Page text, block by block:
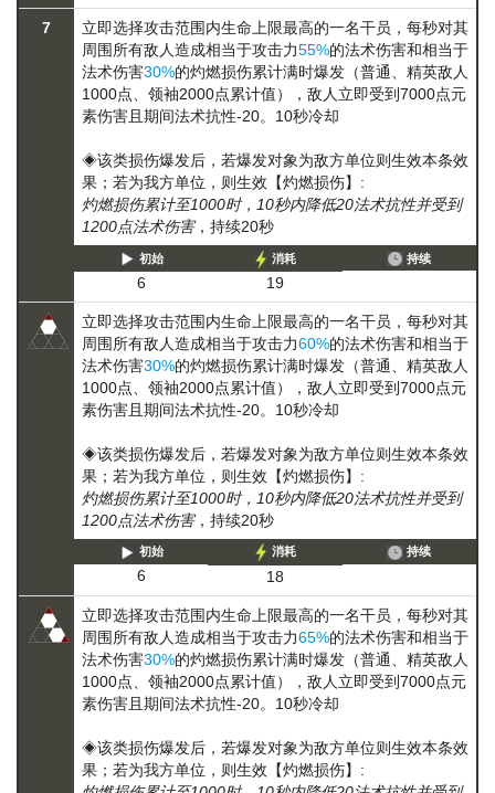
7
立即选择攻击范围内生命上限最高的一名干员，每秒对其
周围所有敌人造成相当于攻击力55%的法术伤害和相当于
法术伤害30%的灼燃损伤累计满时爆发（普通、精英敌人
1000点、领袖2000点累计值），敌人立即受到7000点元
素伤害且期间法术抗性-20。10秒冷却
◈该类损伤爆发后，若爆发对象为敌方单位则生效本条效
果；若为我方单位，则生效【灼燃损伤】:
灼燃损伤累计至1000时，10秒内降低20法术抗性并受到
1200点法术伤害，持续20秒
初始
6
消耗
19
持续
立即选择攻击范围内生命上限最高的一名干员，每秒对其
周围所有敌人造成相当于攻击力60%的法术伤害和相当于
法术伤害30%的灼燃损伤累计满时爆发（普通、精英敌人
1000点、领袖2000点累计值），敌人立即受到7000点元
素伤害且期间法术抗性-20。10秒冷却
◈该类损伤爆发后，若爆发对象为敌方单位则生效本条效
果；若为我方单位，则生效【灼燃损伤】:
灼燃损伤累计至1000时，10秒内降低20法术抗性并受到
1200点法术伤害，持续20秒
初始
6
消耗
18
持续
立即选择攻击范围内生命上限最高的一名干员，每秒对其
周围所有敌人造成相当于攻击力65%的法术伤害和相当于
法术伤害30%的灼燃损伤累计满时爆发（普通、精英敌人
1000点、领袖2000点累计值），敌人立即受到7000点元
素伤害且期间法术抗性-20。10秒冷却
◈该类损伤爆发后，若爆发对象为敌方单位则生效本条效
果；若为我方单位，则生效【灼燃损伤】: